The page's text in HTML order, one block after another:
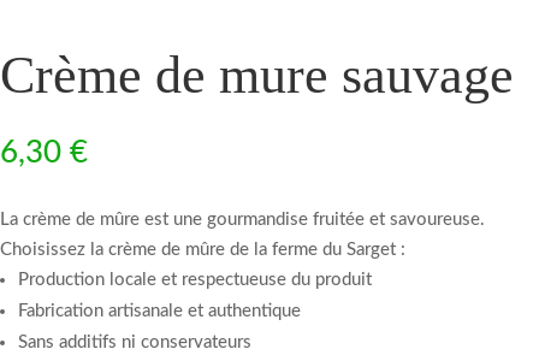
Crème de mure sauvage
6,30 €
La crème de mûre est une gourmandise fruitée et savoureuse.
Choisissez la crème de mûre de la ferme du Sarget :
Production locale et respectueuse du produit
Fabrication artisanale et authentique
Sans additifs ni conservateurs